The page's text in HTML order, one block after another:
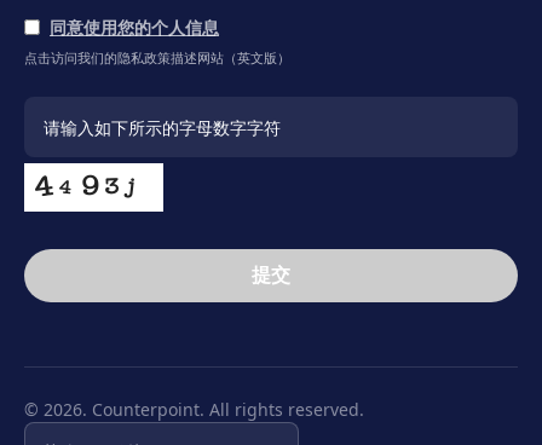
同意使用您的个人信息
点击访问我们的隐私政策描述网站（英文版）
提交
be
left
© 2026. Counterpoint. All rights reserved.